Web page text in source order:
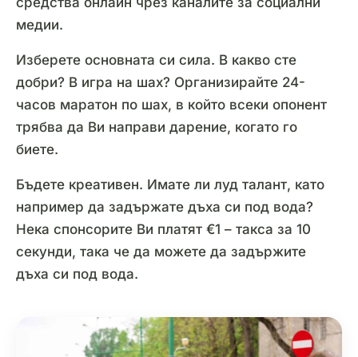
медии.
Изберете основната си сила. В какво сте
добри? В игра на шах? Организирайте 24-
часов маратон по шах, в който всеки опонент
трябва да Ви направи дарение, когато го
биете.
Бъдете креативен. Имате ли луд талант, като
например да задържате дъха си под вода?
Нека спонсорите Ви платят €1 – такса за 10
секунди, така че да можете да задържите
дъха си под вода.